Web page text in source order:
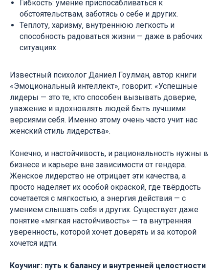
Гибкость: умение приспосабливаться к
обстоятельствам, заботясь о себе и других.
Теплоту, харизму, внутреннюю легкость и
способность радоваться жизни — даже в рабочих
ситуациях.
Известный психолог Даниел Гоулман, автор книги
«Эмоциональный интеллект», говорит: «Успешные
лидеры — это те, кто способен вызывать доверие,
уважение и вдохновлять людей быть лучшими
версиями себя. Именно этому очень часто учит нас
женский стиль лидерства».
Конечно, и настойчивость, и рациональность нужны в
бизнесе и карьере вне зависимости от гендера.
Женское лидерство не отрицает эти качества, а
просто наделяет их особой окраской, где твёрдость
сочетается с мягкостью, а энергия действия — с
умением слышать себя и других. Существует даже
понятие «мягкая настойчивость» — та внутренняя
уверенность, которой хочет доверять и за которой
хочется идти.
Коучинг: путь к балансу и внутренней целостности